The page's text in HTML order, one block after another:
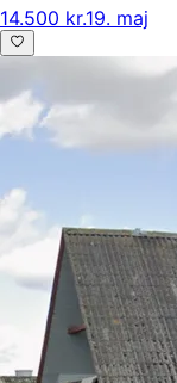
14.500 kr.19. maj